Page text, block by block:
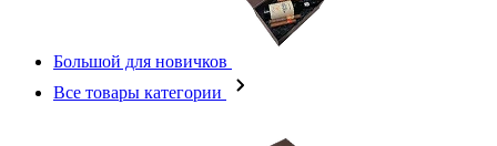
Большой для новичков
Все товары категории